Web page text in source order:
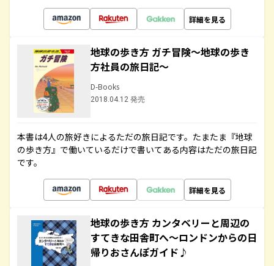
詳細を見る
地球の歩き方 ガチ冒険～地球の歩き
方社員の旅日記～
D-Books
2018.04.12 発売
本書は4人の旅好きによるただの旅日記です。たまたま『地球
の歩き方』で働いているだけで書いてある内容はただの旅日記
です。
詳細を見る
地球の歩き方 カンタベリーと周辺の
すてきな田舎町へ～ロンドンからの日
帰りおさんぽガイド♪